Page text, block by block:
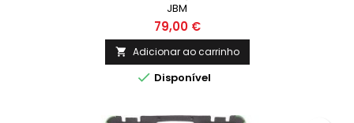
JBM
79,00 €
 Adicionar ao carrinho
 Disponível